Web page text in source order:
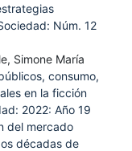
Núm. 12
Simone María
consumo,
en la ficción
2022: Año 19
del mercado
décadas de